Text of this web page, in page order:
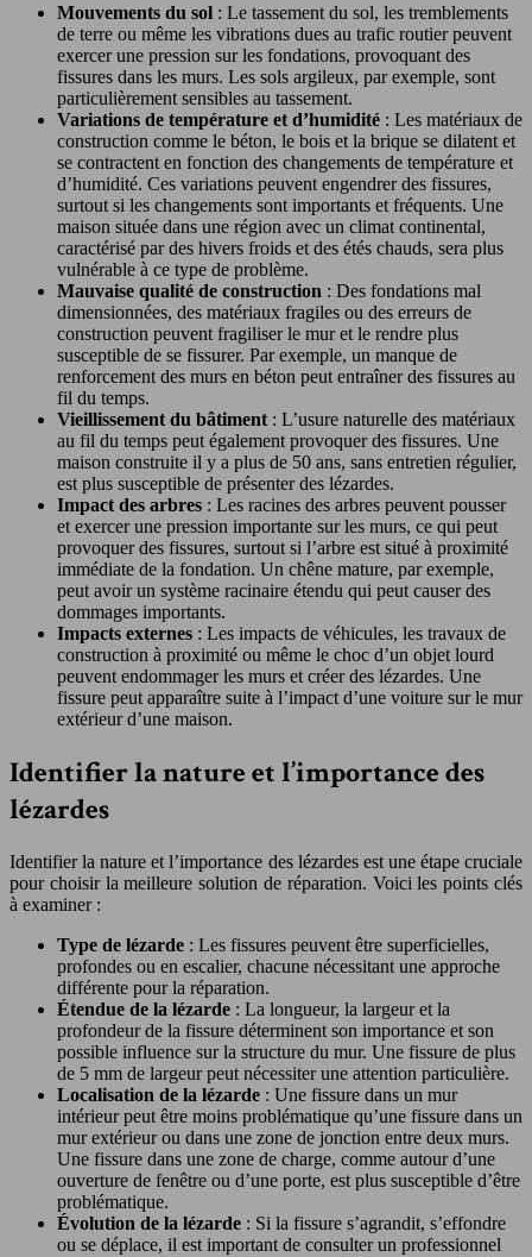
Mouvements du sol : Le tassement du sol, les tremblements
de terre ou même les vibrations dues au trafic routier peuvent
exercer une pression sur les fondations, provoquant des
fissures dans les murs. Les sols argileux, par exemple, sont
particulièrement sensibles au tassement.
Variations de température et d’humidité : Les matériaux de
construction comme le béton, le bois et la brique se dilatent et
se contractent en fonction des changements de température et
d’humidité. Ces variations peuvent engendrer des fissures,
surtout si les changements sont importants et fréquents. Une
maison située dans une région avec un climat continental,
caractérisé par des hivers froids et des étés chauds, sera plus
vulnérable à ce type de problème.
Mauvaise qualité de construction : Des fondations mal
dimensionnées, des matériaux fragiles ou des erreurs de
construction peuvent fragiliser le mur et le rendre plus
susceptible de se fissurer. Par exemple, un manque de
renforcement des murs en béton peut entraîner des fissures au
fil du temps.
Vieillissement du bâtiment : L’usure naturelle des matériaux
au fil du temps peut également provoquer des fissures. Une
maison construite il y a plus de 50 ans, sans entretien régulier,
est plus susceptible de présenter des lézardes.
Impact des arbres : Les racines des arbres peuvent pousser
et exercer une pression importante sur les murs, ce qui peut
provoquer des fissures, surtout si l’arbre est situé à proximité
immédiate de la fondation. Un chêne mature, par exemple,
peut avoir un système racinaire étendu qui peut causer des
dommages importants.
Impacts externes : Les impacts de véhicules, les travaux de
construction à proximité ou même le choc d’un objet lourd
peuvent endommager les murs et créer des lézardes. Une
fissure peut apparaître suite à l’impact d’une voiture sur le mur
extérieur d’une maison.
Identifier la nature et l’importance des
lézardes
Identifier la nature et l’importance des lézardes est une étape cruciale
pour choisir la meilleure solution de réparation. Voici les points clés
à examiner :
Type de lézarde : Les fissures peuvent être superficielles,
profondes ou en escalier, chacune nécessitant une approche
différente pour la réparation.
Étendue de la lézarde : La longueur, la largeur et la
profondeur de la fissure déterminent son importance et son
possible influence sur la structure du mur. Une fissure de plus
de 5 mm de largeur peut nécessiter une attention particulière.
Localisation de la lézarde : Une fissure dans un mur
intérieur peut être moins problématique qu’une fissure dans un
mur extérieur ou dans une zone de jonction entre deux murs.
Une fissure dans une zone de charge, comme autour d’une
ouverture de fenêtre ou d’une porte, est plus susceptible d’être
problématique.
Évolution de la lézarde : Si la fissure s’agrandit, s’effondre
ou se déplace, il est important de consulter un professionnel